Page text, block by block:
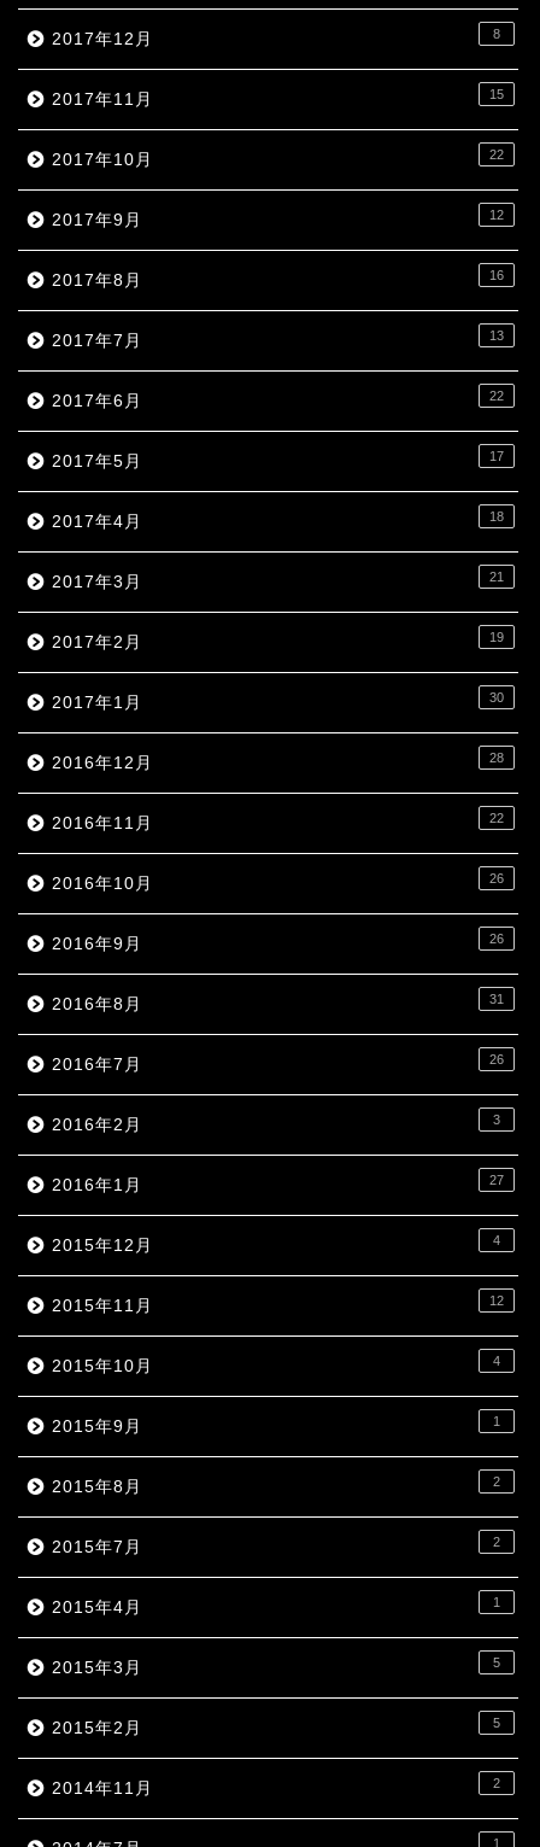
2017年12月 8
2017年11月 15
2017年10月 22
2017年9月 12
2017年8月 16
2017年7月 13
2017年6月 22
2017年5月 17
2017年4月 18
2017年3月 21
2017年2月 19
2017年1月 30
2016年12月 28
2016年11月 22
2016年10月 26
2016年9月 26
2016年8月 31
2016年7月 26
2016年2月 3
2016年1月 27
2015年12月 4
2015年11月 12
2015年10月 4
2015年9月 1
2015年8月 2
2015年7月 2
2015年4月 1
2015年3月 5
2015年2月 5
2014年11月 2
1